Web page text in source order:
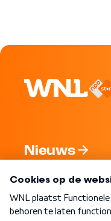
Nieuws
Nieuwsbrief